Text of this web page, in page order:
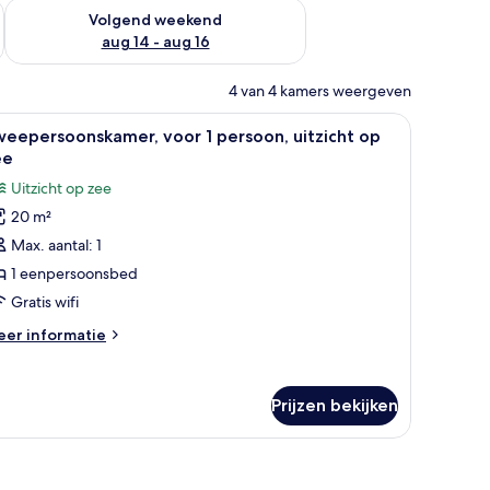
weekend aug 7 - aug 9
Volgend weekend
aug 14 - aug 16
De beschikbaarheid controleren voor volgend weekend aug
4 van 4 kamers weergeven
muren Een kluis op de kamer, een bureau,
6
voor 1 persoon, uitzicht op
Uitzicht op zee
20 m²
Max. aantal: 1
1 eenpersoonsbed
Gratis wifi
informatie
Prijzen bekijken